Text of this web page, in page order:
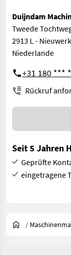
Duijndam
Tweede
2913 L -
Niederlande
+31 180 ***
Rückruf
Seit 5 Jahren
Geprüfte
eingetragene
/